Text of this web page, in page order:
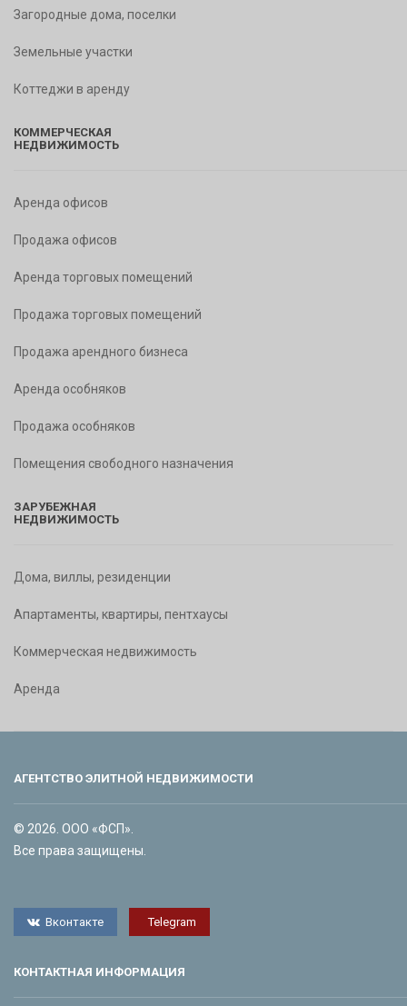
Загородные дома, поселки
Земельные участки
Коттеджи в аренду
КОММЕРЧЕСКАЯ
НЕДВИЖИМОСТЬ
Аренда офисов
Продажа офисов
Аренда торговых помещений
Продажа торговых помещений
Продажа арендного бизнеса
Аренда особняков
Продажа особняков
Помещения свободного назначения
ЗАРУБЕЖНАЯ
НЕДВИЖИМОСТЬ
Дома, виллы, резиденции
Апартаменты, квартиры, пентхаусы
Коммерческая недвижимость
Аренда
АГЕНТСТВО ЭЛИТНОЙ НЕДВИЖИМОСТИ
© 2026. ООО «ФСП».
Все права защищены.
Вконтакте Telegram
КОНТАКТНАЯ ИНФОРМАЦИЯ